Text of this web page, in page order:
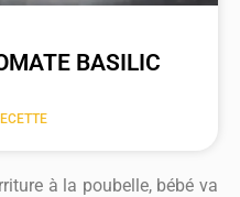
BASILIC
à la poubelle, bébé va